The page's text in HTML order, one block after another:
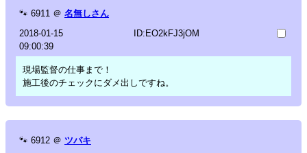
🐾 6911 ＠ 名無しさん
2018-01-15
09:00:39
ID:EO2kFJ3jOM
現場監督の仕事まで！
施工後のチェックにダメ出しですね。
🐾 6912 ＠ ツバキ